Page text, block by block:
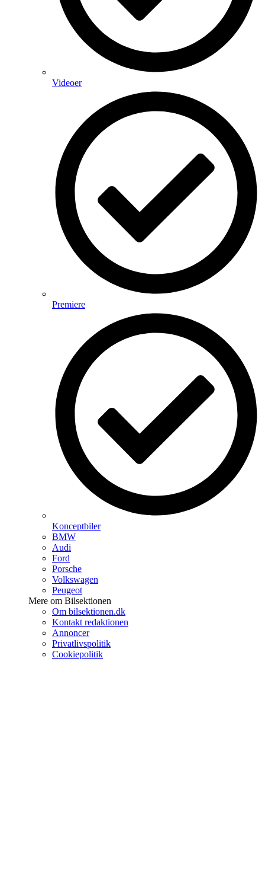
Videoer
Premiere
Konceptbiler
BMW
Audi
Ford
Porsche
Volkswagen
Peugeot
Mere om Bilsektionen
Om bilsektionen.dk
Kontakt redaktionen
Annoncer
Privatlivspolitik
Cookiepolitik